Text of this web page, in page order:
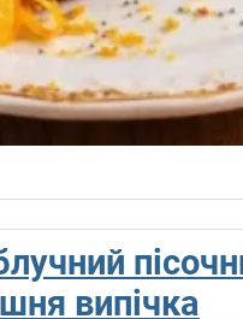
випічка